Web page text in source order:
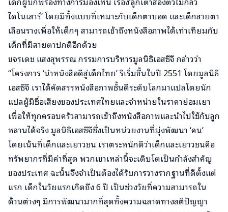
ไดโนเสาร์’ โดยมีทั้งแบบที่เหมาะกับเด็กตาบอด และเด็กสายตา
เลือนรางเพื่อให้เด็กๆ สามารถเข้าถึงหนังสือภาพได้เท่าเทียมกับ
เด็กที่มีสายตาปกติอีกด้วย
ขจรเดช แสงสุพรรณ กรรมการบริหารมูลนิธิเอสซีจี กล่าวว่า
“โครงการ ‘นำหนังสือดีสู่เด็กไทย’ ริเริ่มขึ้นในปี 2551 โดยมูลนิธิ
เอสซีจี เราได้คัดสรรหนังสือภาพชั้นดีระดับโลกมาแปลโดยนัก
แปลผู้มีชื่อเสียงของประเทศไทยและจำหน่ายในราคาย่อมเยา
เพื่อให้ทุกครอบครัวสามารถเข้าถึงหนังสือภาพและนำไปใช้กับลูก
หลานได้จริง มูลนิธิเอสซีจีซึ่งเป็นหน่วยงานที่มุ่งพัฒนา ‘คน’
โดยเน้นที่เด็กและเยาวชน เราตระหนักดีว่าเด็กและเยาวชนคือ
ทรัพยากรที่มีค่าที่สุด พวกเขาเหล่านี้จะเติบโตเป็นกำลังสำคัญ
ของประเทศ ฉะนั้นจึงจำเป็นต้องได้รับการวางรากฐานที่ดีตั้งแต่
แรก เด็กในวัยแรกเกิดถึง 6 ปี เป็นช่วงวัยที่ความสามารถใน
ด้านต่างๆ มีการพัฒนามากที่สุดทั้งความฉลาดทางสติปัญญา